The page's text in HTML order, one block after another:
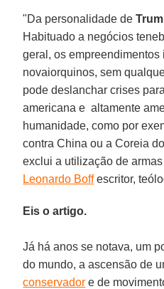
"Da personalidade de
Habituado a negócios
geral, os empreendimentos
novaiorquinos, sem
pode deslanchar crises
americana e altamente
humanidade, como por
contra China ou a Coreia
exclui a utilização de
Leonardo Boffescritor,
Eis o artigo.
Já há anos se notava, um
do mundo, a ascensão de
conservador e de